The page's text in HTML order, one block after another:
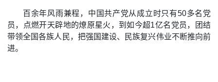
百余年风雨兼程，中国共产党从成立时只有50多名党
员，点燃开天辟地的燎原星火，到如今超1亿名党员，团结
带领全国各族人民，把强国建设、民族复兴伟业不断推向前
进。